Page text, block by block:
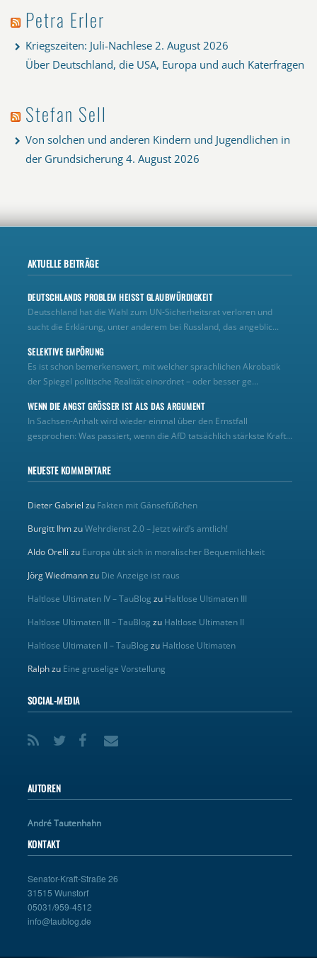
Petra Erler
Kriegszeiten: Juli-Nachlese 2. August 2026
Über Deutschland, die USA, Europa und auch Katerfragen
Stefan Sell
Von solchen und anderen Kindern und Jugendlichen in
der Grundsicherung 4. August 2026
AKTUELLE BEITRÄGE
DEUTSCHLANDS PROBLEM HEISST GLAUBWÜRDIGKEIT
Deutschland hat die Wahl zum UN‑Sicherheitsrat verloren und
sucht die Erklärung, unter anderem bei Russland, das angeblic...
SELEKTIVE EMPÖRUNG
Es ist schon bemerkenswert, mit welcher sprachlichen Akrobatik
der Spiegel politische Realität einordnet – oder besser ge...
WENN DIE ANGST GRÖSSER IST ALS DAS ARGUMENT
In Sachsen-Anhalt wird wieder einmal über den Ernstfall
gesprochen: Was passiert, wenn die AfD tatsächlich stärkste Kraft...
NEUESTE KOMMENTARE
Dieter Gabriel zu Fakten mit Gänsefüßchen
Burgitt IhmzuWehrdienst 2.0 – Jetzt wird’s amtlich!
Aldo Orelli zu Europa übt sich in moralischer Bequemlichkeit
Jörg Wiedmannzu Die Anzeige ist raus
Haltlose Ultimaten IV – TauBlog zu Haltlose Ultimaten III
Haltlose Ultimaten III – TauBlog zu Haltlose Ultimaten II
Haltlose Ultimaten II – TauBlog zu Haltlose Ultimaten
Ralphzu Eine gruselige Vorstellung
SOCIAL-MEDIA
AUTOREN
André Tautenhahn
KONTAKT
Senator-Kraft-Straße 26
31515 Wunstorf
05031/959-4512
info@taublog.de